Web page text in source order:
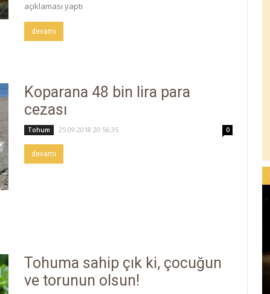
açıklaması yaptı
devamı
Koparana 48 bin lira para
cezası
Tohum 25.09.2018 20:56:35 0
devamı
Tohuma sahip çık ki, çocuğun
ve torunun olsun!